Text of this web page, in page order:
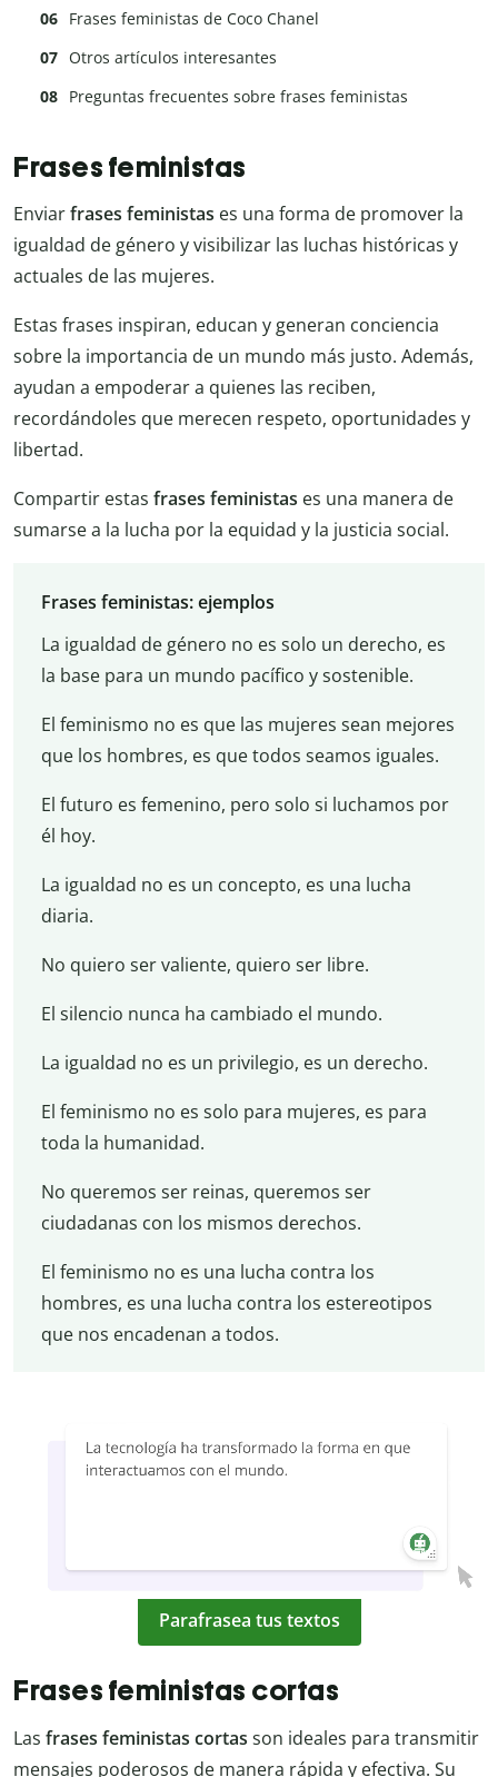
Frases feministas de Coco Chanel
Otros artículos interesantes
Preguntas frecuentes sobre frases feministas
Frases feministas
Enviarfrases feministas es una forma de promover la
igualdad de género y visibilizar las luchas históricas y
actuales de las mujeres.
Estas frases inspiran, educan y generan conciencia
sobre la importancia de un mundo más justo. Además,
ayudan a empoderar a quienes las reciben,
recordándoles que merecen respeto, oportunidades y
libertad.
Compartir estas frases feministas es una manera de
sumarse a la lucha por la equidad y la justicia social.
Frases feministas: ejemplos
La igualdad de género no es solo un derecho, es
la base para un mundo pacífico y sostenible.
El feminismo no es que las mujeres sean mejores
que los hombres, es que todos seamos iguales.
El futuro es femenino, pero solo si luchamos por
él hoy.
La igualdad no es un concepto, es una lucha
diaria.
No quiero ser valiente, quiero ser libre.
El silencio nunca ha cambiado el mundo.
La igualdad no es un privilegio, es un derecho.
El feminismo no es solo para mujeres, es para
toda la humanidad.
No queremos ser reinas, queremos ser
ciudadanas con los mismos derechos.
El feminismo no es una lucha contra los
hombres, es una lucha contra los estereotipos
que nos encadenan a todos.
Parafrasea tus textos
Frases feministas cortas
Las frases feministas cortas son ideales para transmitir
mensajes poderosos de manera rápida y efectiva. Su